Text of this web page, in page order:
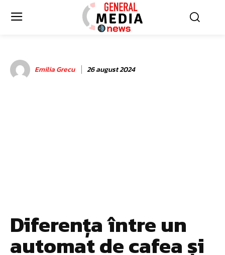
Emilia Grecu 26 august 2024
Diferența între un
automat de cafea și